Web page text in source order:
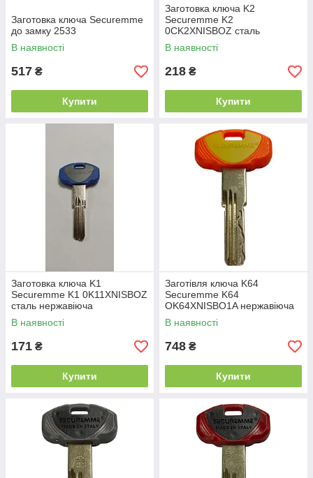
Заготовка ключа Securemme
до замку 2533
В наявності
517 ₴
Купити
Заготовка ключа K2
Securemme K2
0CK2XNISBOZ сталь
нержавіюча
В наявності
218 ₴
Купити
Заготовка ключа K1
Securemme K1 0K11XNISBOZ
сталь нержавіюча
В наявності
171 ₴
Купити
Заготівля ключа K64
Securemme K64
OK64XNISBO1A нержавіюча
сталь
В наявності
748 ₴
Купити